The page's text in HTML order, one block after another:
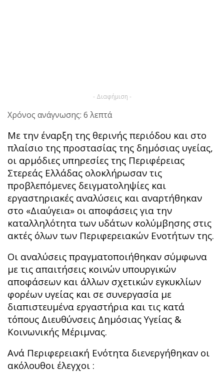
- Διαφήμιση -
Χρόνος ανάγνωσης: 6 λεπτά
Με την έναρξη της θερινής περιόδου και στο
πλαίσιο της προστασίας της δημόσιας υγείας,
οι αρμόδιες υπηρεσίες της Περιφέρειας
Στερεάς Ελλάδας ολοκλήρωσαν τις
προβλεπόμενες δειγματοληψίες και
εργαστηριακές αναλύσεις και αναρτήθηκαν
στο «Διαύγεια» οι αποφάσεις για την
καταλληλότητα των υδάτων κολύμβησης στις
ακτές όλων των Περιφερειακών Ενοτήτων της.
Οι αναλύσεις πραγματοποιήθηκαν σύμφωνα
με τις απαιτήσεις κοινών υπουργικών
αποφάσεων και άλλων σχετικών εγκυκλίων
φορέων υγείας και σε συνεργασία με
διαπιστευμένα εργαστήρια και τις κατά
τόπους Διευθύνσεις Δημόσιας Υγείας &
Κοινωνικής Μέριμνας.
Ανά Περιφερειακή Ενότητα διενεργήθηκαν οι
ακόλουθοι έλεγχοι :